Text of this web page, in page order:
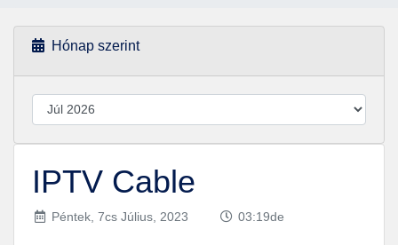
Hónap szerint
IPTV Cable
Péntek, 7cs Július, 2023 03:19de